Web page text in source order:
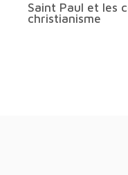
Saint Paul et les
christianisme